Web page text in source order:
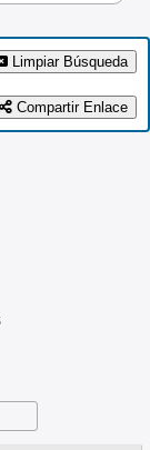
Limpiar Búsqueda
Compartir Enlace